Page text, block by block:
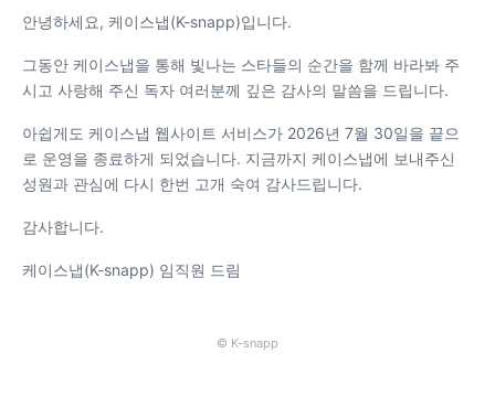
안녕하세요, 케이스냅(K-snapp)입니다.
그동안 케이스냅을 통해 빛나는 스타들의 순간을 함께 바라봐 주
시고 사랑해 주신 독자 여러분께 깊은 감사의 말씀을 드립니다.
아쉽게도 케이스냅 웹사이트 서비스가 2026년 7월 30일을 끝으
로 운영을 종료하게 되었습니다. 지금까지 케이스냅에 보내주신
성원과 관심에 다시 한번 고개 숙여 감사드립니다.
감사합니다.
케이스냅(K-snapp) 임직원 드림
© K-snapp